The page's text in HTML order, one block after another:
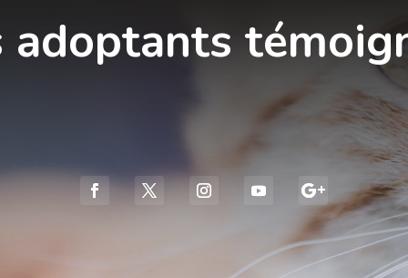
adoptants